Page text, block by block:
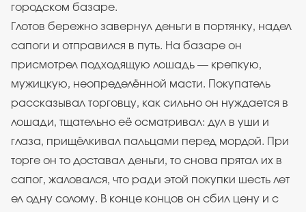
городском базаре.
Глотов бережно завернул деньги в портянку, надел
сапоги и отправился в путь. На базаре он
присмотрел подходящую лошадь — крепкую,
мужицкую, неопределённой масти. Покупатель
рассказывал торговцу, как сильно он нуждается в
лошади, тщательно её осматривал: дул в уши и
глаза, прищёлкивал пальцами перед мордой. При
торге он то доставал деньги, то снова прятал их в
сапог, жаловался, что ради этой покупки шесть лет
ел одну солому. В конце концов он сбил цену и с